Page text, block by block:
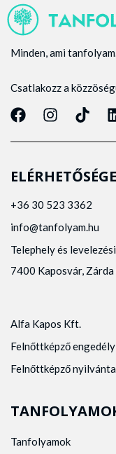
Minden, ami
Csatlakozz a
+36 30 523 3362
info@tanfolyam.hu
Telephely és
7400 Kaposvár, Zárda
Alfa Kapos Kft.
Felnőttképző
Felnőttképző
Tanfolyamok